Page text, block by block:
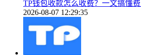
TP钱包收款怎么收费？一文搞懂
2026-08-07 12:29:35